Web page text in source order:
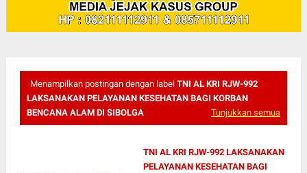
Menampilkan postingan dengan label TNI AL KRI RJW-992
LAKSANAKAN PELAYANAN KESEHATAN BAGI KORBAN
BENCANA ALAM DI SIBOLGA
Tunjukkan semua
TNI AL KRI RJW-992 LAKSANAKAN
PELAYANAN KESEHATAN BAGI